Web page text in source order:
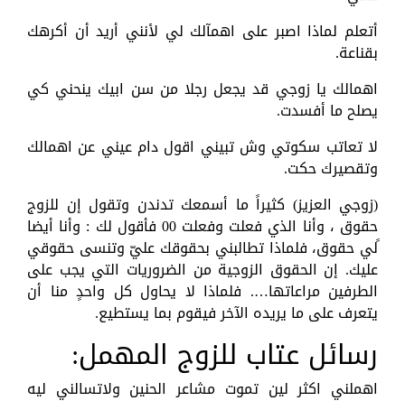
أتعلم لماذا اصبر على اهمآلك لي لأنني أريد أن أكرهك
بقناعة.
اهمالك يا زوجي قد يجعل رجلا من سن ابيك ينحني كي
يصلح ما أفسدت.
لا تعاتب سكوتي وش تبيني اقول دام عيني عن اهمالك
وتقصيرك حكت.
(زوجي العزيز) كثيراً ما أسمعك تدندن وتقول إن للزوج
حقوق ، وأنا الذي فعلت وفعلت 00 فأقول لك : وأنا أيضا
ًلي حقوق، فلماذا تطالبني بحقوقك عليّ وتنسى حقوقي
عليك. إن الحقوق الزوجية من الضروريات التي يجب على
الطرفين مراعاتها…. فلماذا لا يحاول كل واحدٍ منا أن
يتعرف على ما يريده الآخر فيقوم بما يستطيع.
رسائل عتاب للزوج المهمل:
اهملني اكثر لين تموت مشاعر الحنين ولاتسالني ليه